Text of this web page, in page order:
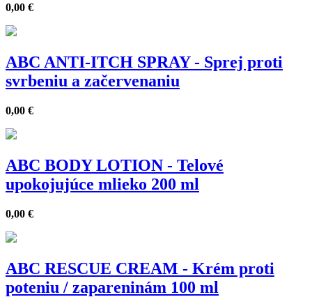
0,00 €
ABC ANTI-ITCH SPRAY - Sprej proti
svrbeniu a začervenaniu
0,00 €
ABC BODY LOTION - Telové
upokojujúce mlieko 200 ml
0,00 €
ABC RESCUE CREAM - Krém proti
poteniu / zapareninám 100 ml